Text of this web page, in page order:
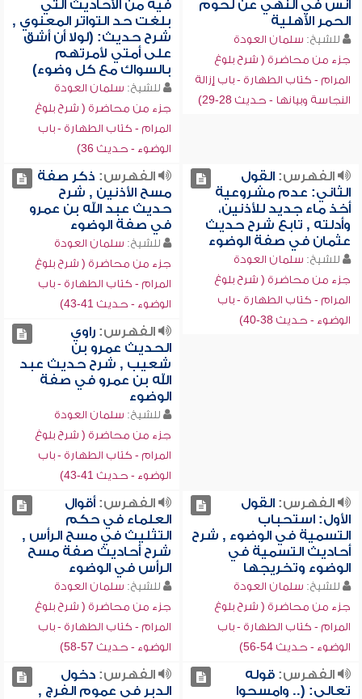
أنس في النهي عن لحوم
الحمر الأهلية
للشيخ: سلمان العودة
جزء من محاضرة ( شرح بلوغ
المرام - كتاب الطهارة - باب إزالة
النجاسة وبيانها - حديث 28-29)
فيه من الأحاديث التي
بلغت حد التواتر المعنوي ,
شرح حديث: (لولا أن أشق
على أمتي لأمرتهم
بالسواك مع كل وضوء)
للشيخ: سلمان العودة
جزء من محاضرة ( شرح بلوغ
المرام - كتاب الطهارة - باب
الوضوء - حديث 36)
الفهرس:القول
الثاني: عدم مشروعية
أخذ ماء جديد للأذنين،
وأدلته , تابع شرح حديث
عثمان في صفة الوضوء
للشيخ: سلمان العودة
جزء من محاضرة ( شرح بلوغ
المرام - كتاب الطهارة - باب
الوضوء - حديث 38-40)
الفهرس: ذكر صفة
مسح الأذنين , شرح
حديث عبد الله بن عمرو
في صفة الوضوء
للشيخ: سلمان العودة
جزء من محاضرة ( شرح بلوغ
المرام - كتاب الطهارة - باب
الوضوء - حديث 41-43)
الفهرس:راوي
الحديث عمرو بن
شعيب , شرح حديث عبد
الله بن عمرو في صفة
الوضوء
للشيخ: سلمان العودة
جزء من محاضرة ( شرح بلوغ
المرام - كتاب الطهارة - باب
الوضوء - حديث 41-43)
الفهرس:القول
الأول: استحباب
التسمية في الوضوء , شرح
أحاديث التسمية في
الوضوء وتخريجها
للشيخ: سلمان العودة
جزء من محاضرة ( شرح بلوغ
المرام - كتاب الطهارة - باب
الوضوء - حديث 54-56)
الفهرس:أقوال
العلماء في حكم
التثليث في مسح الرأس ,
شرح أحاديث صفة مسح
الرأس في الوضوء
للشيخ: سلمان العودة
جزء من محاضرة ( شرح بلوغ
المرام - كتاب الطهارة - باب
الوضوء - حديث 57-58)
الفهرس:قوله
تعالى: (.. وامسحوا
الفهرس:دخول
الدبر في عموم الفرج ,